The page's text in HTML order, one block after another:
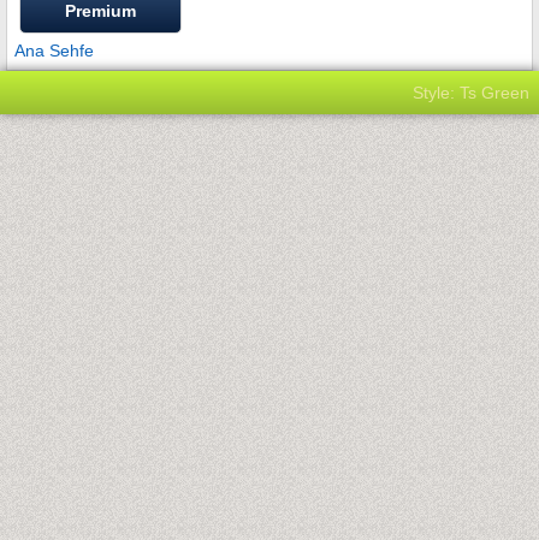
Premium
Ana Sehfe
Style: Ts Green